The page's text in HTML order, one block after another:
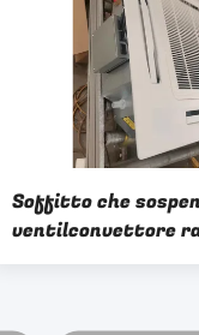
Soffitto che
ventilconvettore
FCU 220V della